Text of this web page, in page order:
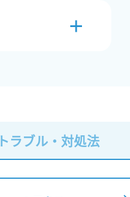
トラブル ・対処法